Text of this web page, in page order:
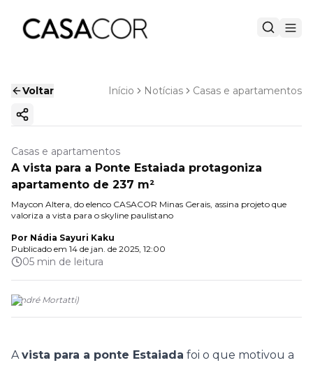
Voltar Início Notícias Casas e apartamentos
Copiar link
Casas e apartamentos
A vista para a Ponte Estaiada protagoniza
apartamento de 237 m²
Maycon Altera, do elenco CASACOR Minas Gerais, assina projeto que
valoriza a vista para o skyline paulistano
Por Nádia Sayuri Kaku
Publicado em 14 de jan. de 2025, 12:00
05 min de leitura
(André Mortatti)
Avista para a ponte Estaiada foi o que motivou a